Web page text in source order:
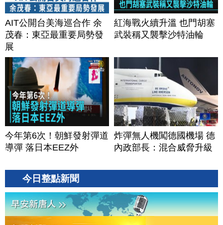
AIT公開台美海巡合作 余
茂春：東亞最重要局勢發
展
紅海戰火續升溫 也門胡塞
武裝稱又襲擊沙特油輪
今年第6次！朝鮮發射彈道
導彈 落日本EEZ外
炸彈無人機闖德國機場 德
內政部長：混合威脅升級
今日整點新聞